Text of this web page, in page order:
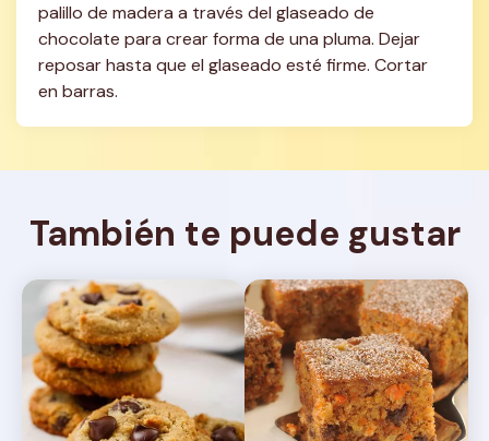
palillo de madera a través del glaseado de
chocolate para crear forma de una pluma. Dejar
reposar hasta que el glaseado esté firme. Cortar
en barras.
También te puede gustar